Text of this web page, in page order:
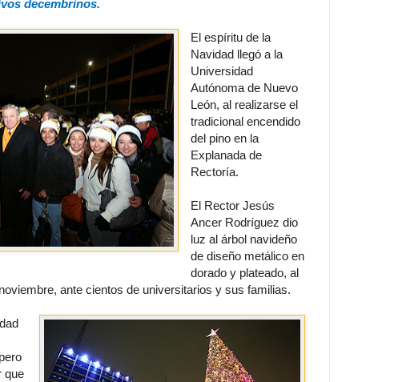
decembrinos.
El espíritu de la
Navidad llegó a la
Universidad
Autónoma de Nuevo
León, al realizarse el
tradicional encendido
del pino en la
Explanada de
Rectoría.
El Rector Jesús
Ancer Rodríguez dio
luz al árbol navideño
de diseño metálico en
dorado y plateado, al
ante cientos de universitarios y sus familias.
que